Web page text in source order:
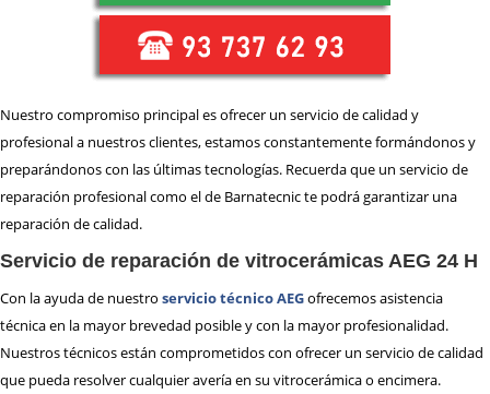
DE ACTUACIÓN
CONTACTO BARNATECNIC
Nuestro compromiso principal es ofrecer un servicio de calidad y
profesional a nuestros clientes, estamos constantemente formándonos y
preparándonos con las últimas tecnologías. Recuerda que un servicio de
reparación profesional como el de Barnatecnic te podrá garantizar una
reparación de calidad.
Servicio de reparación de vitrocerámicas AEG 24 H
Con la ayuda de nuestro servicio técnico AEGofrecemos asistencia
técnica en la mayor brevedad posible y con la mayor profesionalidad.
Nuestros técnicos están comprometidos con ofrecer un servicio de calidad
que pueda resolver cualquier avería en su vitrocerámica o encimera.